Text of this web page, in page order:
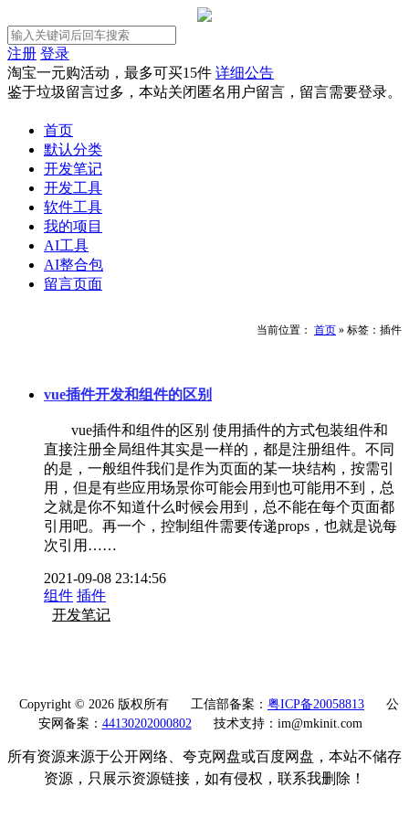
注册 登录
淘宝一元购活动，最多可买15件 详细公告
鉴于垃圾留言过多，本站关闭匿名用户留言，留言需要登录。
首页
默认分类
开发笔记
开发工具
软件工具
我的项目
AI工具
AI整合包
留言页面
当前位置： 首页 » 标签：插件
vue插件开发和组件的区别
vue插件和组件的区别 使用插件的方式包装组件和
直接注册全局组件其实是一样的，都是注册组件。不同
的是，一般组件我们是作为页面的某一块结构，按需引
用，但是有些应用场景你可能会用到也可能用不到，总
之就是你不知道什么时候会用到，总不能在每个页面都
引用吧。再一个，控制组件需要传递props，也就是说每
次引用……
2021-09-08 23:14:56
组件 插件
开发笔记
Copyright © 2026 版权所有 工信部备案： 粤ICP备20058813
公
安网备案： 44130202000802 技术支持：im@mkinit.com
所有资源来源于公开网络、夸克网盘或百度网盘，本站不储存
资源，只展示资源链接，如有侵权，联系我删除！